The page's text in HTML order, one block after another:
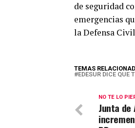
de seguridad
emergencias
la Defensa
TEMAS
EDESUR DICE
NO TE LO
Junta de